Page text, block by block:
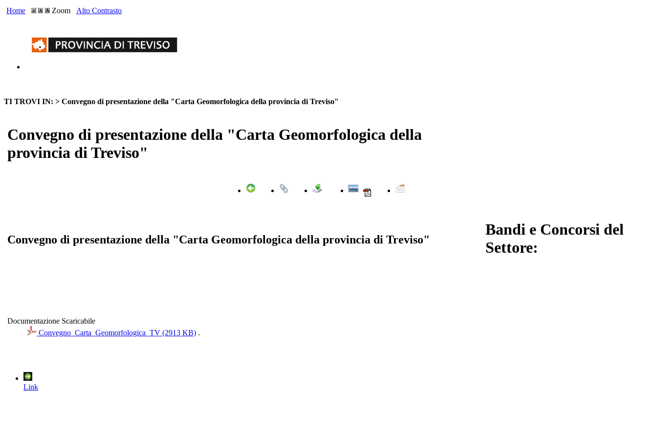
Home Zoom Alto Contrasto
TI TROVI IN: > Convegno di presentazione della "Carta Geomorfologica della provincia di Treviso"
Convegno di presentazione della "Carta Geomorfologica della
provincia di Treviso"
Convegno di presentazione della "Carta Geomorfologica della provincia di Treviso"
Documentazione Scaricabile
Convegno_Carta_Geomorfologica_TV (2913 KB) .
Bandi e Concorsi del
Settore:
Link